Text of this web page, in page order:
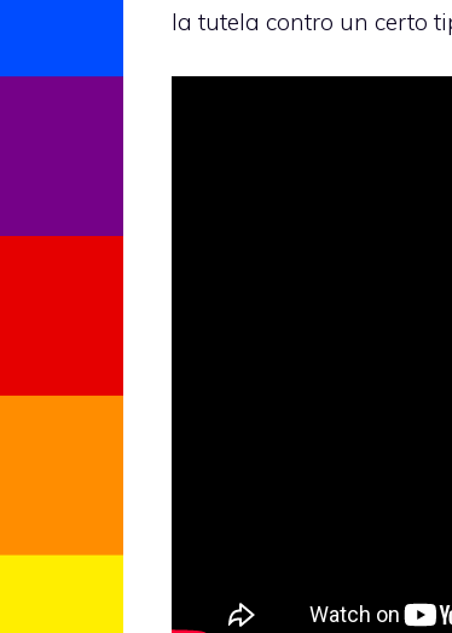
la tutela contro un certo